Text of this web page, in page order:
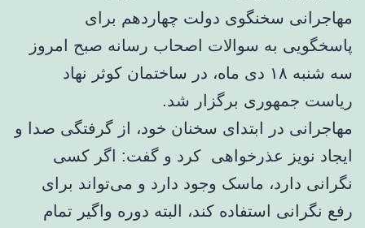
مهاجرانی سخنگوی دولت چهاردهم برای
پاسخگویی به سوالات اصحاب رسانه صبح امروز
سه شنبه ۱۸ دی ماه، در ساختمان کوثر نهاد
ریاست جمهوری برگزار شد.
مهاجرانی در ابتدای سخنان خود، از گرفتگی صدا و
ایجاد نویز عذرخواهی کرد و گفت: اگر کسی
نگرانی دارد، ماسک وجود دارد و می‌تواند برای
رفع نگرانی استفاده کند، البته دوره واگیر تمام